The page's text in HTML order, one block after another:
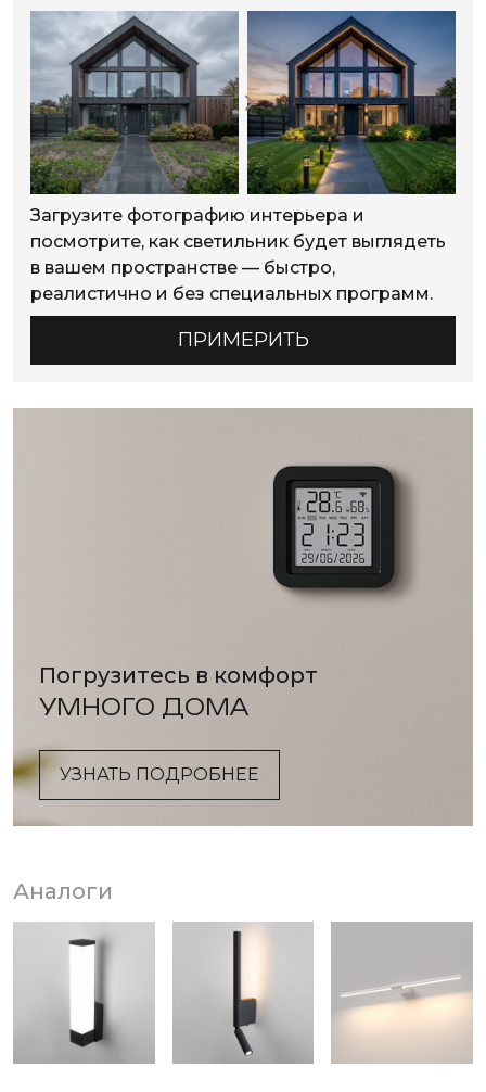
Загрузите фотографию интерьера и
посмотрите, как светильник будет выглядеть
в вашем пространстве — быстро,
реалистично и без специальных программ.
ПРИМЕРИТЬ
Погрузитесь в комфорт
УМНОГО ДОМА
УЗНАТЬ ПОДРОБНЕЕ
Аналоги